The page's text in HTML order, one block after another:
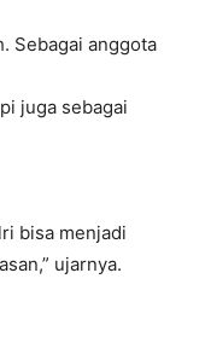
Sebagai anggota
juga sebagai
bisa menjadi
ujarnya.